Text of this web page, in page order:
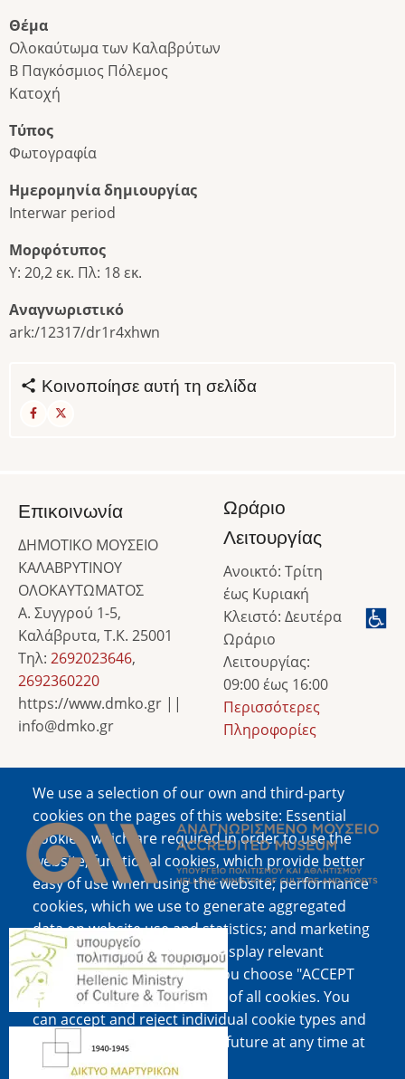
Θέμα
Ολοκαύτωμα των Καλαβρύτων
Β Παγκόσμιος Πόλεμος
Κατοχή
Τύπος
Φωτογραφία
Ημερομηνία δημιουργίας
Interwar period
Μορφότυπος
Υ: 20,2 εκ. Πλ: 18 εκ.
Αναγνωριστικό
ark:/12317/dr1r4xhwn
Κοινοποίησε αυτή τη σελίδα
We use a selection of our own and third-party
cookies on the pages of this website: Essential
cookies, which are required in order to use the
website; functional cookies, which provide better
easy of use when using the website; performance
cookies, which we use to generate aggregated
data on website use and statistics; and marketing
cookies, which are used to display relevant
content and advertising. If you choose "ACCEPT
ALL", you consent to the use of all cookies. You
can accept and reject individual cookie types and
revoke your consent for the future at any time at
"Settings".
Επικοινωνία
ΔΗΜΟΤΙΚΟ ΜΟΥΣΕΙΟ
ΚΑΛΑΒΡΥΤΙΝΟΥ
ΟΛΟΚΑΥΤΩΜΑΤΟΣ
Α. Συγγρού 1-5,
Καλάβρυτα, Τ.Κ. 25001
Τηλ: 2692023646,
2692360220
https://www.dmko.gr ||
info@dmko.gr
Ωράριο
Λειτουργίας
Ανοικτό: Τρίτη
έως Κυριακή
Κλειστό: Δευτέρα
Ωράριο
Λειτουργίας:
09:00 έως 16:00
Περισσότερες
Πληροφορίες
Image
Image
Image